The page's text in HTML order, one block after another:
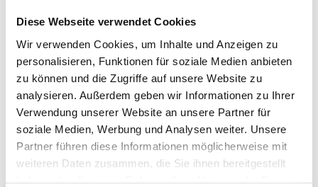
Diese Webseite verwendet Cookies
Wir verwenden Cookies, um Inhalte und Anzeigen zu
personalisieren, Funktionen für soziale Medien anbieten
zu können und die Zugriffe auf unsere Website zu
analysieren. Außerdem geben wir Informationen zu Ihrer
Verwendung unserer Website an unsere Partner für
soziale Medien, Werbung und Analysen weiter. Unsere
Partner führen diese Informationen möglicherweise mit
weiteren Daten zusammen, die Sie ihnen bereitgestellt
Max. Differenzdruck 800 kPa
Anschluss G 1 1/4"
Medientemperatur -5…150 °C
Ventiltyp 2-Wege